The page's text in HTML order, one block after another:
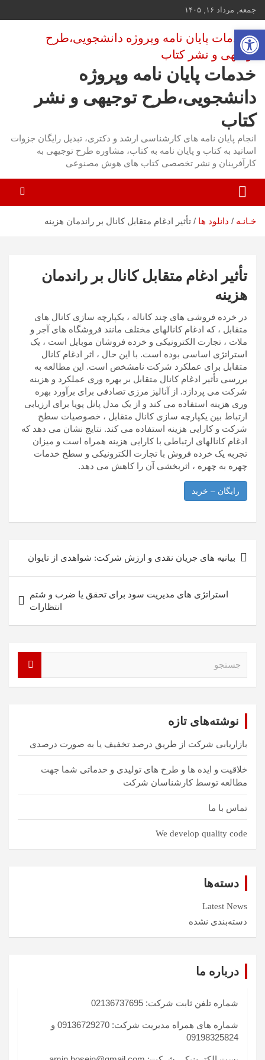
بروید
جمعه, مرداد ۱۶, ۱۴۰۵
خدمات پایان نامه وپروژه
دانشجویی،طرح توجیهی و نشر
کتاب
انجام پایان نامه های کارشناسی ارشد و دکتری، تبدیل رایگان جزوات
اساتید به کتاب و پایان نامه به کتاب، مشاوره طرح توجیهی به
کارآفرینان و نشر تخصصی کتاب های هوش مصنوعی
خـانـه دانلود ها تأثیر ادغام متقابل کانال بر راندمان هزینه
تأثیر ادغام متقابل کانال بر راندمان
هزینه
در خرده فروشی های چند کاناله ، یکپارچه سازی کانال های
متقابل ، که ادغام کانالهای مختلف مانند فروشگاه های آجر و
ملات ، تجارت الکترونیکی و خرده فروشان موبایل است ، یک
استراتژی اساسی بوده است. با این حال ، اثر ادغام کانال
متقابل برای عملکرد شرکت نامشخص است. این مطالعه به
بررسی تأثیر ادغام کانال متقابل بر بهره وری عملکرد و هزینه
شرکت می پردازد. از آنالیز مرزی تصادفی برای برآورد بهره
وری هزینه استفاده می کند و از یک مدل پانل پویا برای ارزیابی
ارتباط بین یکپارچه سازی کانال متقابل ، خصوصیات سطح
شرکت و کارایی هزینه استفاده می کند. نتایج نشان می دهد که
ادغام کانالهای ارتباطی با کارایی هزینه همراه است و میزان
تجربه یک خرده فروش با تجارت الکترونیکی و سطح خدمات
چهره به چهره ، اثربخشی آن را کاهش می دهد.
رایگان – خرید
نوشته
بیانیه های جریان نقدی و ارزش شرکت: شواهدی از تایوان
استراتژی های مدیریت سود برای تحقق یا ضرب و شتم
انتظارات
نوشته‌های تازه
بازاریابی شرکت از طریق درصد تخفیف یا به صورت درصدی
خلاقیت و ایده ها و طرح های تولیدی و خدماتی شما جهت
مطالعه توسط کارشناسان شرکت
تماس با ما
We develop quality code
دسته‌ها
Latest News
دسته‌بندی نشده
درباره ما
شماره تلفن ثابت شرکت: 02136737695
شماره های همراه مدیریت شرکت: 09136729270 و
09198325824
باز کردن نوار ابزار